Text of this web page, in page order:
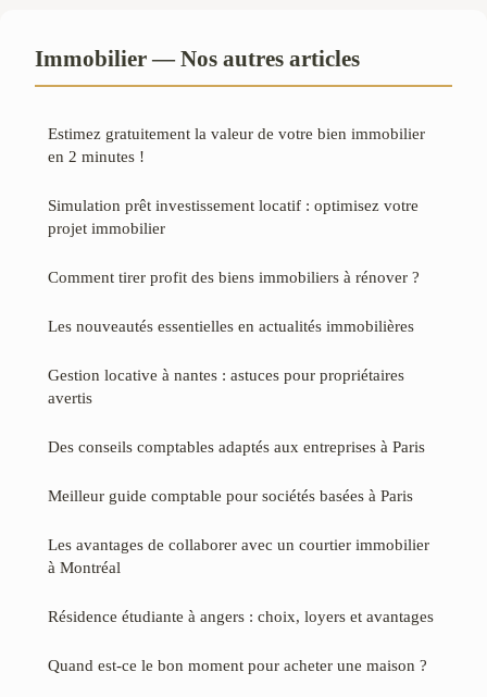
Immobilier — Nos autres articles
Estimez gratuitement la valeur de votre bien immobilier
en 2 minutes !
Simulation prêt investissement locatif : optimisez votre
projet immobilier
Comment tirer profit des biens immobiliers à rénover ?
Les nouveautés essentielles en actualités immobilières
Gestion locative à nantes : astuces pour propriétaires
avertis
Des conseils comptables adaptés aux entreprises à Paris
Meilleur guide comptable pour sociétés basées à Paris
Les avantages de collaborer avec un courtier immobilier
à Montréal
Résidence étudiante à angers : choix, loyers et avantages
Quand est-ce le bon moment pour acheter une maison ?